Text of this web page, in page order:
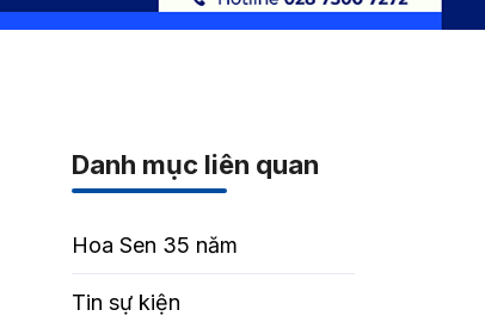
Danh mục liên quan
Hoa Sen 35 năm
Tin sự kiện